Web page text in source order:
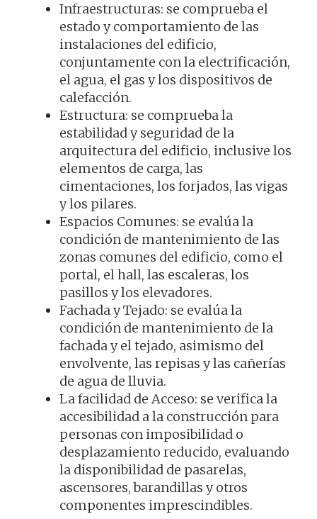
Infraestructuras: se comprueba el
estado y comportamiento de las
instalaciones del edificio,
conjuntamente con la electrificación,
el agua, el gas y los dispositivos de
calefacción.
Estructura: se comprueba la
estabilidad y seguridad de la
arquitectura del edificio, inclusive los
elementos de carga, las
cimentaciones, los forjados, las vigas
y los pilares.
Espacios Comunes: se evalúa la
condición de mantenimiento de las
zonas comunes del edificio, como el
portal, el hall, las escaleras, los
pasillos y los elevadores.
Fachada y Tejado: se evalúa la
condición de mantenimiento de la
fachada y el tejado, asimismo del
envolvente, las repisas y las cañerías
de agua de lluvia.
La facilidad de Acceso: se verifica la
accesibilidad a la construcción para
personas con imposibilidad o
desplazamiento reducido, evaluando
la disponibilidad de pasarelas,
ascensores, barandillas y otros
componentes imprescindibles.